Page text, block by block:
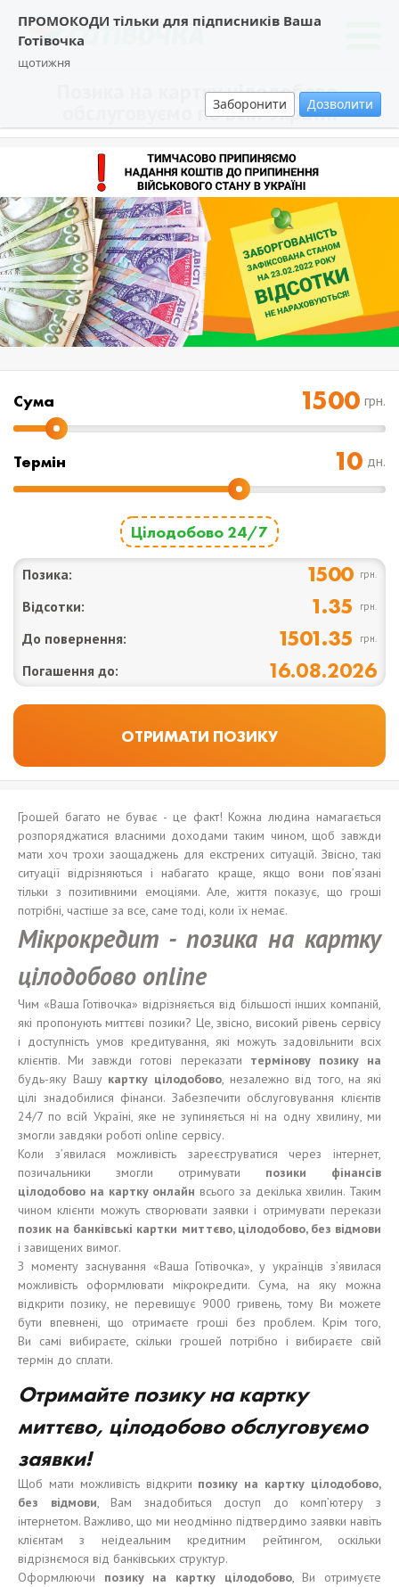
ПРОМОКОДИ тільки для підписників Ваша
Готівочка
щотижня
Заборонити Дозволити
Позика на картку цілодобово,
обслуговуємо по всій Україні
Cума грн.
Термін дн.
Цілодобово 24/7
Позика: 1500 грн.
Відсотки: 1.35 грн.
До повернення: 1501.35 грн.
Погашення до: 16.08.2026
Грошей багато не буває - це факт! Кожна людина намагається
розпоряджатися власними доходами таким чином, щоб завжди
мати хоч трохи заощаджень для екстрених ситуацій. Звісно, такі
ситуації відрізняються і набагато краще, якщо вони пов’язані
тільки з позитивними емоціями. Але, життя показує, що гроші
потрібні, частіше за все, саме тоді, коли їх немає.
Мікрокредит - позика на картку
цілодобово online
Чим «Ваша Готівочка» відрізняється від більшості інших компаній,
які пропонують миттєві позики? Це, звісно, високий рівень сервісу
і доступність умов кредитування, які можуть задовільнити всіх
клієнтів. Ми завжди готові переказати термінову позикуна
будь-яку Вашу картку цілодобово, незалежно від того, на які
цілі знадобилися фінанси. Забезпечити обслуговування клієнтів
24/7 по всій Україні, яке не зупиняється ні на одну хвилину, ми
змогли завдяки роботі online сервісу.
Коли з’явилася можливість зареєструватися через інтернет,
позичальники змогли отримувати позики
фінансів
цілодобово на картку онлайн всього за декілька хвилин. Таким
чином клієнти можуть створювати заявки і отримувати перекази
позик на банківські картки миттєво, цілодобово, без відмови
і завищених вимог.
З моменту заснування «Ваша Готівочка», у українців з’явилася
можливість оформлювати мікрокредити. Сума, на яку можна
відкрити позику, не перевищує 9000 гривень, тому Ви можете
бути впевнені, що отримаєте гроші без проблем. Крім того,
Ви самі вибираєте, скільки грошей потрібно і вибираєте свій
термін до сплати.
Отримайте позику на картку
миттєво, цілодобово обслуговуємо
заявки!
Щоб мати можливість відкрити позику на картку цілодобово,
без відмови, Вам знадобиться доступ до комп’ютеру з
інтернетом. Важливо, що ми неодмінно підтвердимо заявки навіть
клієнтам з неідеальним кредитним рейтингом, оскільки
відрізнємося від банківських структур.
Оформлюючи позикуна картку цілодобово, Ви отримуєте